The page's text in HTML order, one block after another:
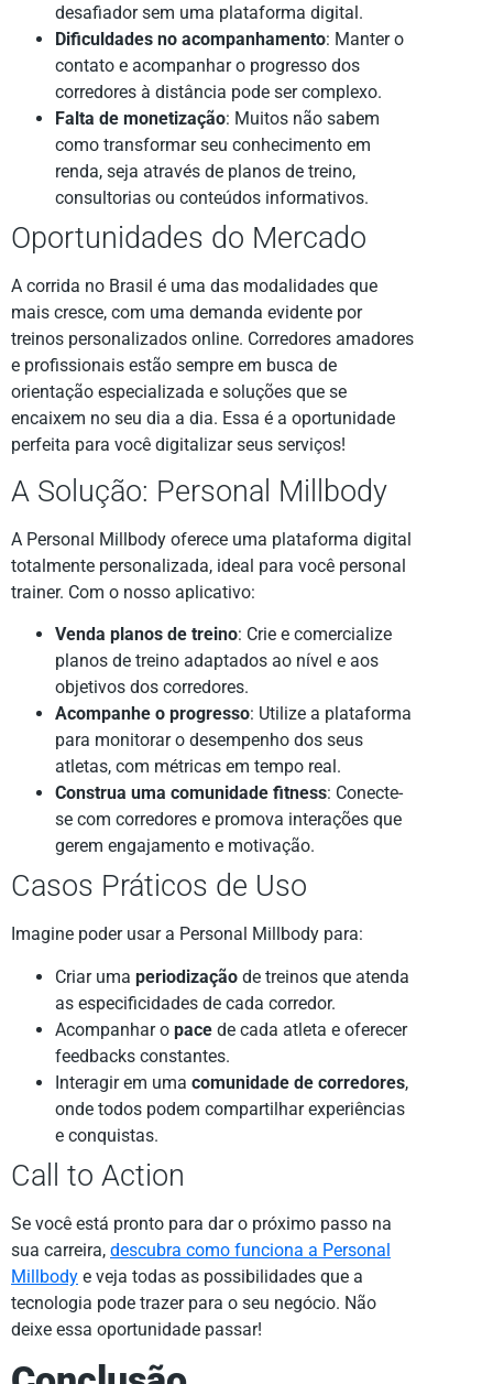
desafiador sem uma plataforma digital.
Dificuldades no acompanhamento: Manter o
contato e acompanhar o progresso dos
corredores à distância pode ser complexo.
Falta de monetização: Muitos não sabem
como transformar seu conhecimento em
renda, seja através de planos de treino,
consultorias ou conteúdos informativos.
Oportunidades do Mercado
A corrida no Brasil é uma das modalidades que
mais cresce, com uma demanda evidente por
treinos personalizados online. Corredores amadores
e profissionais estão sempre em busca de
orientação especializada e soluções que se
encaixem no seu dia a dia. Essa é a oportunidade
perfeita para você digitalizar seus serviços!
A Solução: Personal Millbody
A Personal Millbody oferece uma plataforma digital
totalmente personalizada, ideal para você personal
trainer. Com o nosso aplicativo:
Venda planos de treino: Crie e comercialize
planos de treino adaptados ao nível e aos
objetivos dos corredores.
Acompanhe o progresso: Utilize a plataforma
para monitorar o desempenho dos seus
atletas, com métricas em tempo real.
Construa uma comunidade fitness: Conecte-
se com corredores e promova interações que
gerem engajamento e motivação.
Casos Práticos de Uso
Imagine poder usar a Personal Millbody para:
Criar uma periodização de treinos que atenda
as especificidades de cada corredor.
Acompanhar o pace de cada atleta e oferecer
feedbacks constantes.
Interagir em uma comunidade de corredores,
onde todos podem compartilhar experiências
e conquistas.
Call to Action
Se você está pronto para dar o próximo passo na
sua carreira, descubra como funciona a Personal
Millbody e veja todas as possibilidades que a
tecnologia pode trazer para o seu negócio. Não
deixe essa oportunidade passar!